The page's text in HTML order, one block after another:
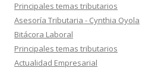
Principales temas tributarios
Asesoría Tributaria - Cynthia Oyola
Bitácora Laboral
Principales temas tributarios
Actualidad Empresarial